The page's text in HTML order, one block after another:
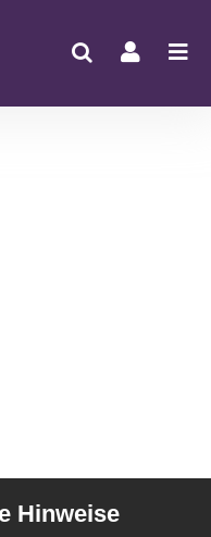
Hinweise